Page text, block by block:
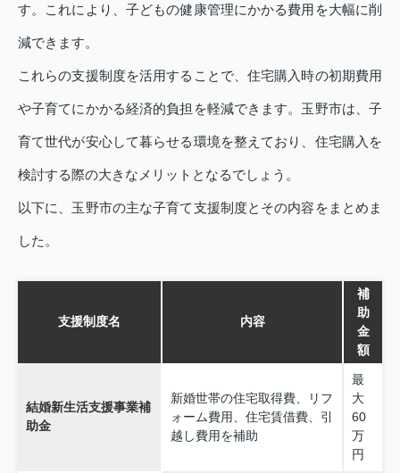
す。これにより、子どもの健康管理にかかる費用を大幅に削
減できます。
これらの支援制度を活用することで、住宅購入時の初期費用
や子育てにかかる経済的負担を軽減できます。玉野市は、子
育て世代が安心して暮らせる環境を整えており、住宅購入を
検討する際の大きなメリットとなるでしょう。
以下に、玉野市の主な子育て支援制度とその内容をまとめま
した。
支援制度名 内容
補
助
金
額
結婚新生活支援事業補
助金
新婚世帯の住宅取得費、リフ
ォーム費用、住宅賃借費、引
越し費用を補助
最
大
60
万
円